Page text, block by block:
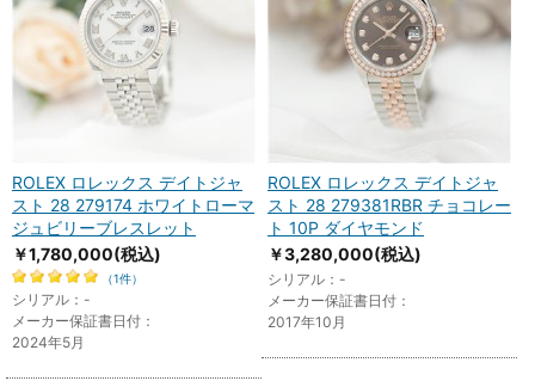
ROLEX ロレックス デイトジャ
スト 28 279174 ホワイトローマ
ジュビリーブレスレット
￥1,780,000(税込)
（1件）
シリアル：-
メーカー保証書日付：
2024年5月
ROLEX ロレックス デイトジャ
スト 28 279381RBR チョコレー
ト 10P ダイヤモンド
￥3,280,000(税込)
シリアル：-
メーカー保証書日付：
2017年10月